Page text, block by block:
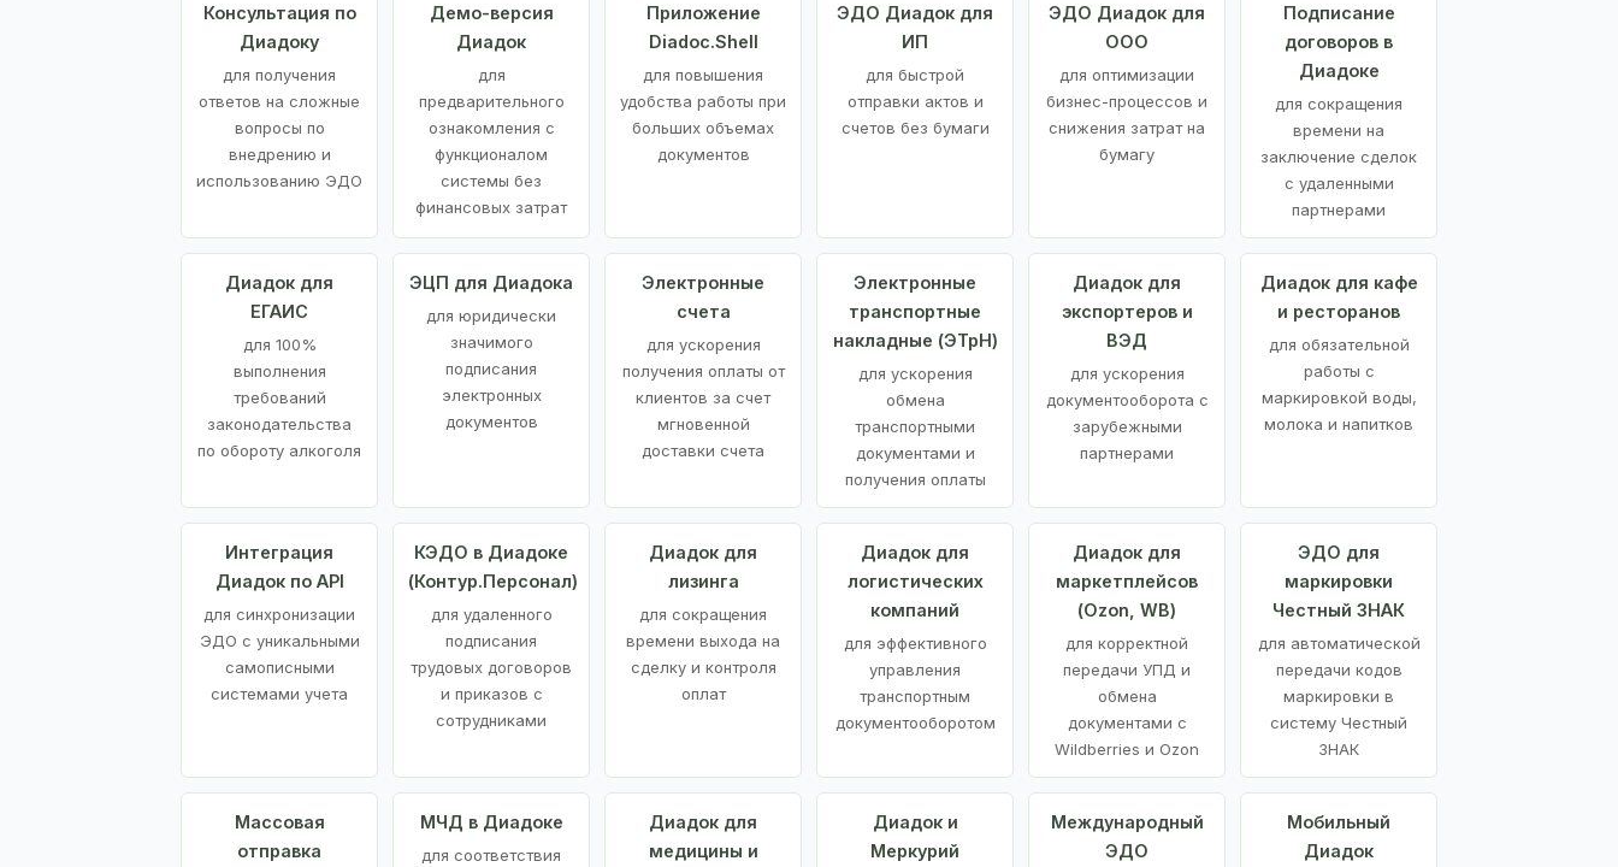
Консультация по
Диадоку
для получения
ответов на сложные
вопросы по
внедрению и
использованию ЭДО
Демо-версия
Диадок
для
предварительного
ознакомления с
функционалом
системы без
финансовых затрат
Приложение
Diadoc.Shell
для повышения
удобства работы при
больших объемах
документов
ЭДО Диадок для
ИП
для быстрой
отправки актов и
счетов без бумаги
ЭДО Диадок для
ООО
для оптимизации
бизнес-процессов и
снижения затрат на
бумагу
Подписание
договоров в
Диадоке
для сокращения
времени на
заключение сделок
с удаленными
партнерами
Диадок для
ЕГАИС
для 100%
выполнения
требований
законодательства
по обороту алкоголя
ЭЦП для Диадока
для юридически
значимого
подписания
электронных
документов
Электронные
счета
для ускорения
получения оплаты от
клиентов за счет
мгновенной
доставки счета
Электронные
транспортные
накладные (ЭТрН)
для ускорения
обмена
транспортными
документами и
получения оплаты
Диадок для
экспортеров и
ВЭД
для ускорения
документооборота с
зарубежными
партнерами
Диадок для кафе
и ресторанов
для обязательной
работы с
маркировкой воды,
молока и напитков
Интеграция
Диадок по API
для синхронизации
ЭДО с уникальными
самописными
системами учета
КЭДО в Диадоке
(Контур.Персонал)
для удаленного
подписания
трудовых договоров
и приказов с
сотрудниками
Диадок для
лизинга
для сокращения
времени выхода на
сделку и контроля
оплат
Диадок для
логистических
компаний
для эффективного
управления
транспортным
документооборотом
Диадок для
маркетплейсов
(Ozon, WB)
для корректной
передачи УПД и
обмена
документами с
Wildberries и Ozon
ЭДО для
маркировки
Честный ЗНАК
для автоматической
передачи кодов
маркировки в
систему Честный
ЗНАК
Массовая
отправка
МЧД в Диадоке
для соответствия
Диадок для
медицины и
Диадок и
Меркурий
Международный
ЭДО
Мобильный
Диадок